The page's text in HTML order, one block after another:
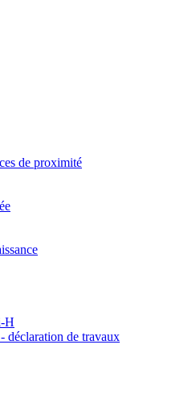
de proximité
H
déclaration de travaux